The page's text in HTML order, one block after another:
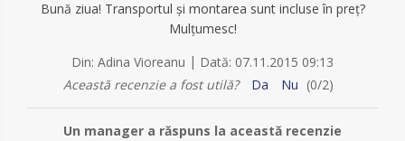
Bună ziua! Transportul și montarea sunt incluse în preț?
Mulțumesc!
Din: Adina Vioreanu | Dată: 07.11.2015 09:13
Această recenzie a fost utilă?
Da Nu (0/2)
Un manager a răspuns la această recenzie